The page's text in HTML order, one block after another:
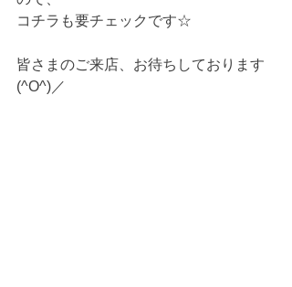
コチラも要チェックです☆
皆さまのご来店、お待ちしております
(^O^)／